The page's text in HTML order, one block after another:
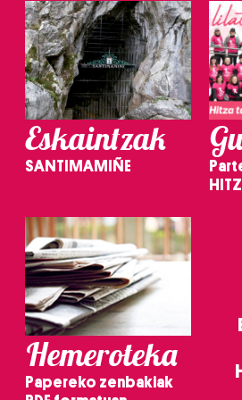
Eskaintzak
SANTIMAMIÑE
Hemeroteka
Papereko zenbakiak